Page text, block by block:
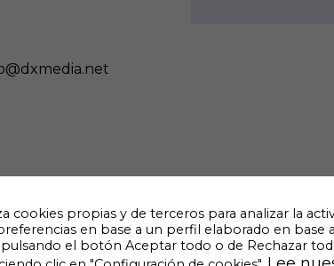
cookies propias y de terceros para analizar la
en base a un perfil elaborado en base
el botón Aceptar todo o de Rechazar